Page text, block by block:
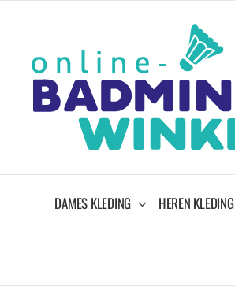
DAMES KLEDING HEREN KLEDING